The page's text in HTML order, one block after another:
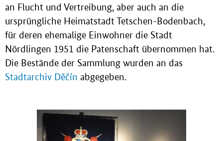
an Flucht und Vertreibung, aber auch an die
ursprüngliche Heimatstadt Tetschen-Bodenbach,
für deren ehemalige Einwohner die Stadt
Nördlingen 1951 die Patenschaft übernommen hat.
Die Bestände der Sammlung wurden an das
Stadtarchiv Děčín abgegeben.